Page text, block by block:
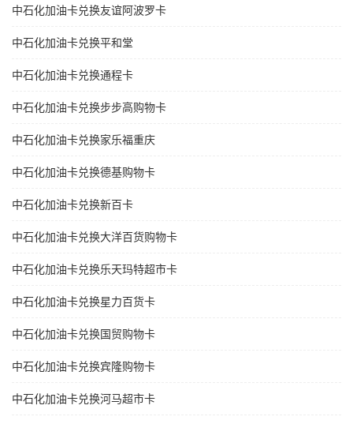
中石化加油卡兑换友谊阿波罗卡
中石化加油卡兑换平和堂
中石化加油卡兑换通程卡
中石化加油卡兑换步步高购物卡
中石化加油卡兑换家乐福重庆
中石化加油卡兑换德基购物卡
中石化加油卡兑换新百卡
中石化加油卡兑换大洋百货购物卡
中石化加油卡兑换乐天玛特超市卡
中石化加油卡兑换星力百货卡
中石化加油卡兑换国贸购物卡
中石化加油卡兑换宾隆购物卡
中石化加油卡兑换河马超市卡